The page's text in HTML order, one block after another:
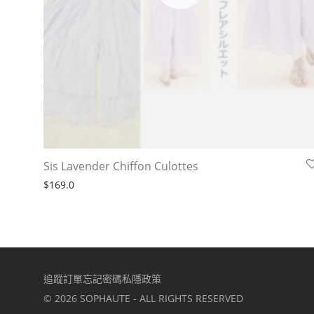
Sis Lavender Chiffon Culottes
$169.0
追蹤訂單忘記密碼私隱政策
© 2026 SOPHAUTE - ALL RIGHTS RESERVED